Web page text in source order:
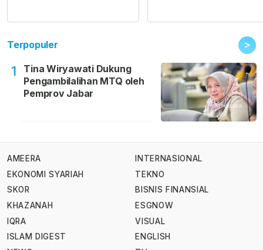
Terpopuler >
1
Tina Wiryawati Dukung
Pengambilalihan MTQ oleh
Pemprov Jabar
AMEERA
EKONOMI SYARIAH
SKOR
KHAZANAH
IQRA
ISLAM DIGEST
INTERNASIONAL
TEKNO
BISNIS FINANSIAL
ESGNOW
VISUAL
ENGLISH